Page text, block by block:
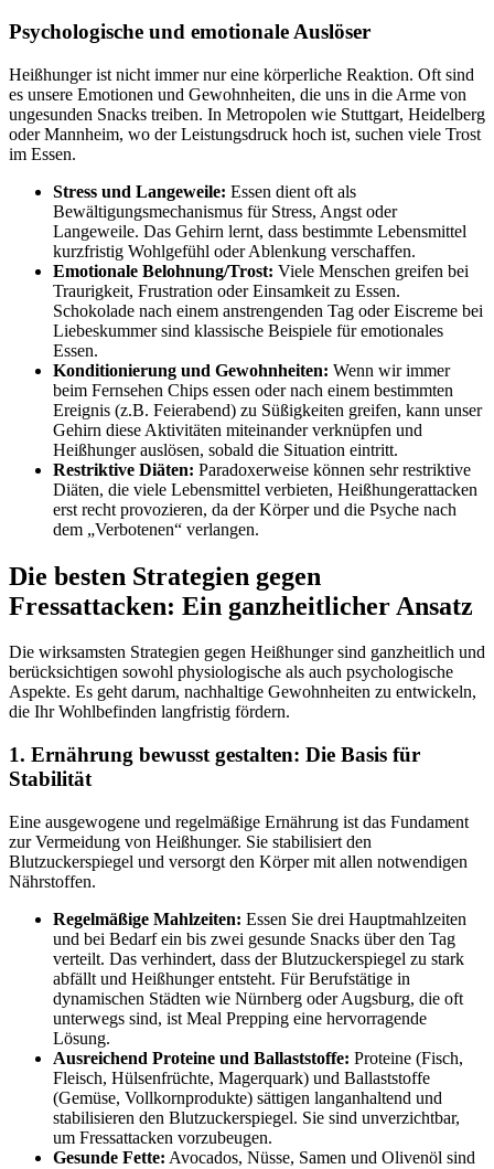
Psychologische und emotionale Auslöser
Heißhunger ist nicht immer nur eine körperliche Reaktion. Oft sind
es unsere Emotionen und Gewohnheiten, die uns in die Arme von
ungesunden Snacks treiben. In Metropolen wie Stuttgart, Heidelberg
oder Mannheim, wo der Leistungsdruck hoch ist, suchen viele Trost
im Essen.
Stress und Langeweile: Essen dient oft als
Bewältigungsmechanismus für Stress, Angst oder
Langeweile. Das Gehirn lernt, dass bestimmte Lebensmittel
kurzfristig Wohlgefühl oder Ablenkung verschaffen.
Emotionale Belohnung/Trost: Viele Menschen greifen bei
Traurigkeit, Frustration oder Einsamkeit zu Essen.
Schokolade nach einem anstrengenden Tag oder Eiscreme bei
Liebeskummer sind klassische Beispiele für emotionales
Essen.
Konditionierung und Gewohnheiten: Wenn wir immer
beim Fernsehen Chips essen oder nach einem bestimmten
Ereignis (z.B. Feierabend) zu Süßigkeiten greifen, kann unser
Gehirn diese Aktivitäten miteinander verknüpfen und
Heißhunger auslösen, sobald die Situation eintritt.
Restriktive Diäten: Paradoxerweise können sehr restriktive
Diäten, die viele Lebensmittel verbieten, Heißhungerattacken
erst recht provozieren, da der Körper und die Psyche nach
dem „Verbotenen“ verlangen.
Die besten Strategien gegen
Fressattacken: Ein ganzheitlicher Ansatz
Die wirksamsten Strategien gegen Heißhunger sind ganzheitlich und
berücksichtigen sowohl physiologische als auch psychologische
Aspekte. Es geht darum, nachhaltige Gewohnheiten zu entwickeln,
die Ihr Wohlbefinden langfristig fördern.
1. Ernährung bewusst gestalten: Die Basis für
Stabilität
Eine ausgewogene und regelmäßige Ernährung ist das Fundament
zur Vermeidung von Heißhunger. Sie stabilisiert den
Blutzuckerspiegel und versorgt den Körper mit allen notwendigen
Nährstoffen.
Regelmäßige Mahlzeiten: Essen Sie drei Hauptmahlzeiten
und bei Bedarf ein bis zwei gesunde Snacks über den Tag
verteilt. Das verhindert, dass der Blutzuckerspiegel zu stark
abfällt und Heißhunger entsteht. Für Berufstätige in
dynamischen Städten wie Nürnberg oder Augsburg, die oft
unterwegs sind, ist Meal Prepping eine hervorragende
Lösung.
Ausreichend Proteine und Ballaststoffe: Proteine (Fisch,
Fleisch, Hülsenfrüchte, Magerquark) und Ballaststoffe
(Gemüse, Vollkornprodukte) sättigen langanhaltend und
stabilisieren den Blutzuckerspiegel. Sie sind unverzichtbar,
um Fressattacken vorzubeugen.
Gesunde Fette: Avocados, Nüsse, Samen und Olivenöl sind